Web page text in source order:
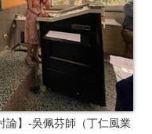
論】-吳佩芬師（丁仁風業